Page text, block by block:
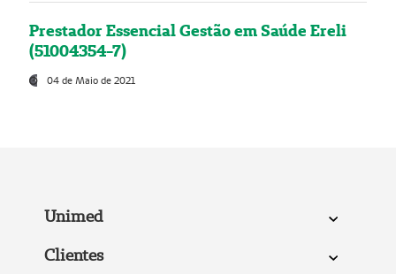
Prestador Essencial Gestão em Saúde Ereli
(51004354-7)
04 de Maio de 2021
Unimed
Clientes